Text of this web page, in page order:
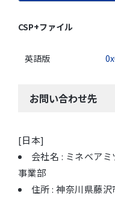
CSP+ファイル
英語版
お問い合わせ先
[日本]
会社名 : ミネベア
事業部
住所 : 神奈川県藤